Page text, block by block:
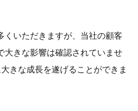
くいただきますが、当社の顧客
大きな影響は確認されていませ
きな成長を遂げることができま